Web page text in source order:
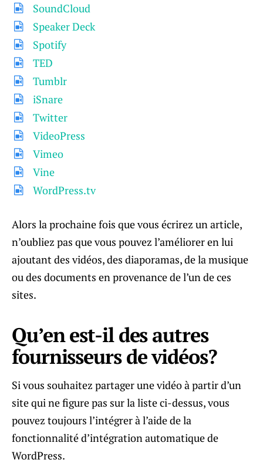
SoundCloud
Speaker Deck
Spotify
TED
Tumblr
iSnare
Twitter
VideoPress
Vimeo
Vine
WordPress.tv
Alors la prochaine fois que vous écrirez un article,
n’oubliez pas que vous pouvez l’améliorer en lui
ajoutant des vidéos, des diaporamas, de la musique
ou des documents en provenance de l’un de ces
sites.
Qu’en est-il des autres
fournisseurs de vidéos?
Si vous souhaitez partager une vidéo à partir d’un
site qui ne figure pas sur la liste ci-dessus, vous
pouvez toujours l’intégrer à l’aide de la
fonctionnalité d’intégration automatique de
WordPress.